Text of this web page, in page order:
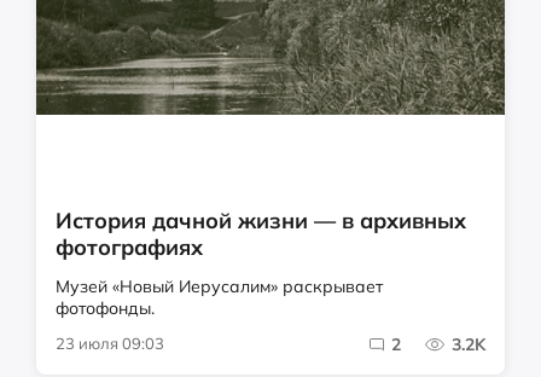
История дачной жизни — в архивных
фотографиях
Музей «Новый Иерусалим» раскрывает
фотофонды.
23 июля 09:03 2 3.2K